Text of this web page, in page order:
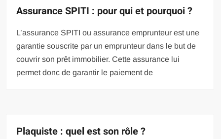
Assurance SPITI : pour qui et pourquoi ?
L’assurance SPITI ou assurance emprunteur est une
garantie souscrite par un emprunteur dans le but de
couvrir son prêt immobilier. Cette assurance lui
permet donc de garantir le paiement de
Plaquiste : quel est son rôle ?